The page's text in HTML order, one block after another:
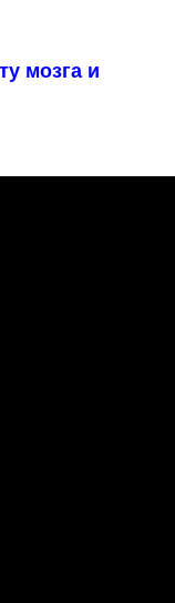
мозга и